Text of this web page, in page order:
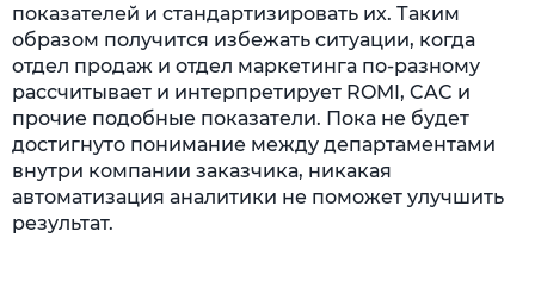
показателей и стандартизировать их. Таким
образом получится избежать ситуации, когда
отдел продаж и отдел маркетинга по-разному
рассчитывает и интерпретирует ROMI, CAC и
прочие подобные показатели. Пока не будет
достигнуто понимание между департаментами
внутри компании заказчика, никакая
автоматизация аналитики не поможет улучшить
результат.